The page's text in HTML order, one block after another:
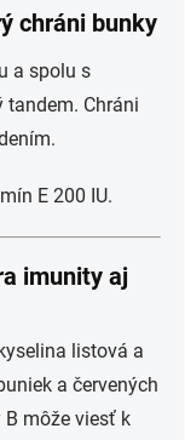
chráni bunky
a spolu s
Chráni
E 200 IU.
imunity aj
listová a
a červených
môže viesť k